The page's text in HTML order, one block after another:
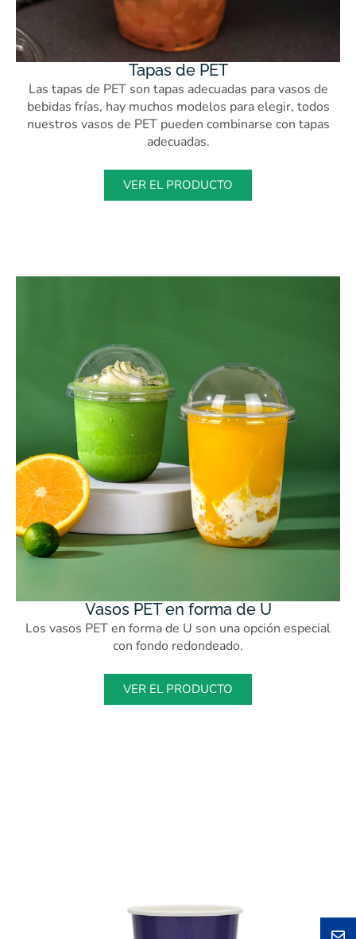
Tapas de PET
Las tapas de PET son tapas adecuadas para vasos de
bebidas frías, hay muchos modelos para elegir, todos
nuestros vasos de PET pueden combinarse con tapas
adecuadas.
VER EL PRODUCTO
Vasos PET en forma de U
Los vasos PET en forma de U son una opción especial
con fondo redondeado.
VER EL PRODUCTO